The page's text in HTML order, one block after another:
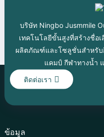
บริษัท Ningbo Jusmmile
เทคโนโลยีขั้นสูงที่สร้างชื่อ
ผลิตภัณฑ์และโซลูชั่นสำหรับ
แคมป์ กีฬาทางน้ำ
ติดต่อเรา
ข้อมูล